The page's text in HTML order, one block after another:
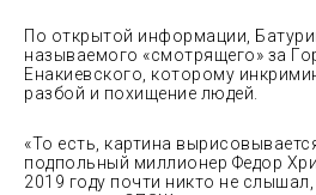
По открытой информации,
называемого «смотрящего» за
Енакиевского, которому
разбой и похищение людей.
«То есть, картина
подпольный миллионер Федор
2019 году почти никто не